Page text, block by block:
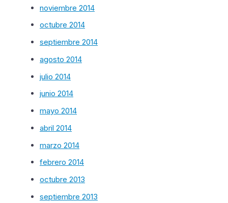
noviembre 2014
octubre 2014
septiembre 2014
agosto 2014
julio 2014
junio 2014
mayo 2014
abril 2014
marzo 2014
febrero 2014
octubre 2013
septiembre 2013